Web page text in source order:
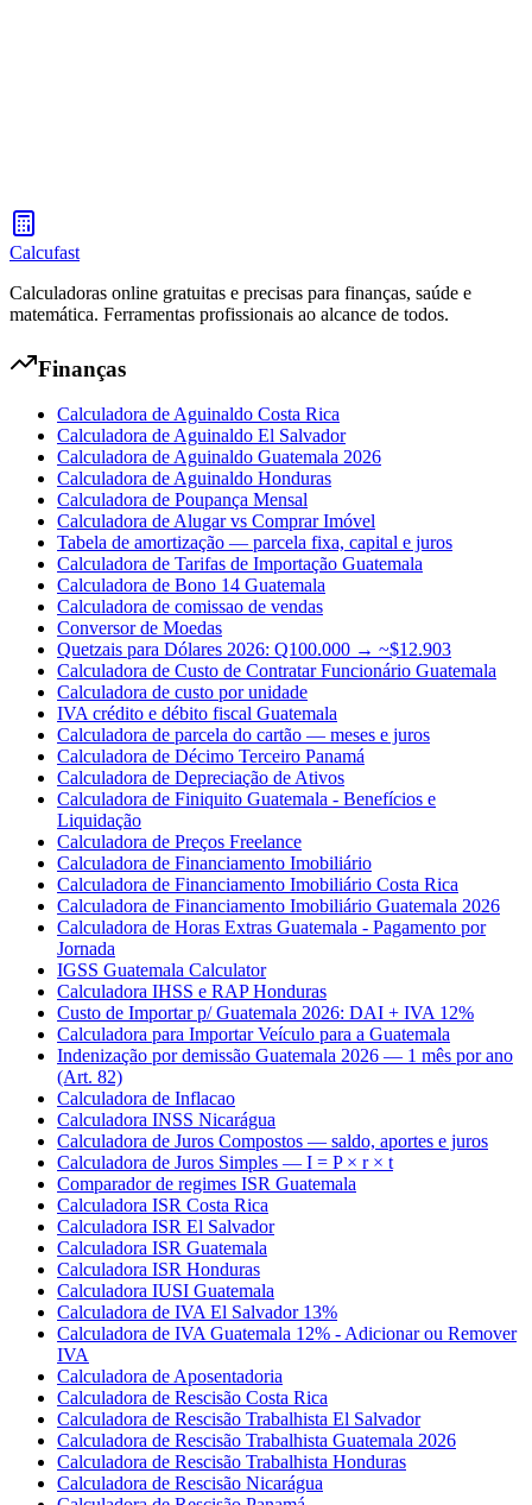
IVA e o pagamento líquido estimado de uma fatura na Guatemala.
Calcufast
Calculadoras online gratuitas e precisas para finanças, saúde e
matemática. Ferramentas profissionais ao alcance de todos.
Finanças
Calculadora de Aguinaldo Costa Rica
Calculadora de Aguinaldo El Salvador
Calculadora de Aguinaldo Guatemala 2026
Calculadora de Aguinaldo Honduras
Calculadora de Poupança Mensal
Calculadora de Alugar vs Comprar Imóvel
Tabela de amortização — parcela fixa, capital e juros
Calculadora de Tarifas de Importação Guatemala
Calculadora de Bono 14 Guatemala
Calculadora de comissao de vendas
Conversor de Moedas
Quetzais para Dólares 2026: Q100.000 → ~$12.903
Calculadora de Custo de Contratar Funcionário Guatemala
Calculadora de custo por unidade
IVA crédito e débito fiscal Guatemala
Calculadora de parcela do cartão — meses e juros
Calculadora de Décimo Terceiro Panamá
Calculadora de Depreciação de Ativos
Calculadora de Finiquito Guatemala - Benefícios e
Liquidação
Calculadora de Preços Freelance
Calculadora de Financiamento Imobiliário
Calculadora de Financiamento Imobiliário Costa Rica
Calculadora de Financiamento Imobiliário Guatemala 2026
Calculadora de Horas Extras Guatemala - Pagamento por
Jornada
IGSS Guatemala Calculator
Calculadora IHSS e RAP Honduras
Custo de Importar p/ Guatemala 2026: DAI + IVA 12%
Calculadora para Importar Veículo para a Guatemala
Indenização por demissão Guatemala 2026 — 1 mês por ano
(Art. 82)
Calculadora de Inflacao
Calculadora INSS Nicarágua
Calculadora de Juros Compostos — saldo, aportes e juros
Calculadora de Juros Simples — I = P × r × t
Comparador de regimes ISR Guatemala
Calculadora ISR Costa Rica
Calculadora ISR El Salvador
Calculadora ISR Guatemala
Calculadora ISR Honduras
Calculadora IUSI Guatemala
Calculadora de IVA El Salvador 13%
Calculadora de IVA Guatemala 12% - Adicionar ou Remover
IVA
Calculadora de Aposentadoria
Calculadora de Rescisão Costa Rica
Calculadora de Rescisão Trabalhista El Salvador
Calculadora de Rescisão Trabalhista Guatemala 2026
Calculadora de Rescisão Trabalhista Honduras
Calculadora de Rescisão Nicarágua